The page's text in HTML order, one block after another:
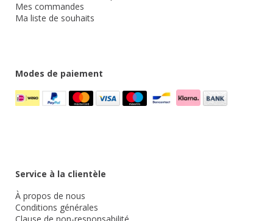
Mes commandes
Ma liste de souhaits
Modes de paiement
Service à la clientèle
À propos de nous
Conditions générales